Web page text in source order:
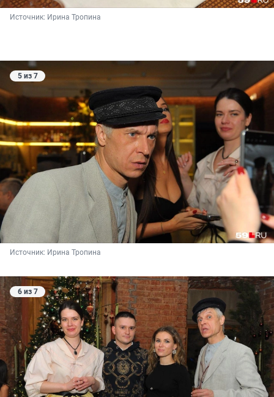
Источник: Ирина Тропина
5 из 7
Источник: Ирина Тропина
6 из 7